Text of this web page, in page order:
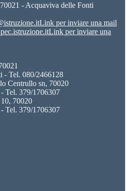
- Acquaviva delle Fonti
Link per inviare una mail
Link per inviare una
- Tel. 080/2466128
Centrullo sn, 70020
Tel. 379/1706307
70020
Tel. 379/1706307